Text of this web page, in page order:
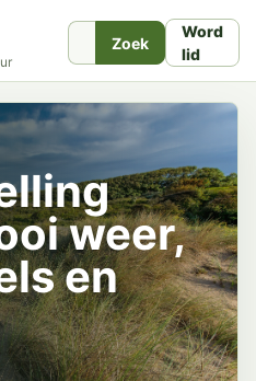
Zoek
Word
lid
weer,
en